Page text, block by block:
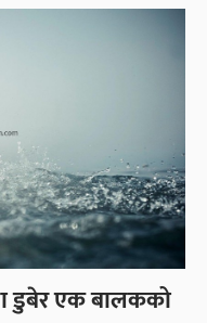
डुबेर एक बालकको